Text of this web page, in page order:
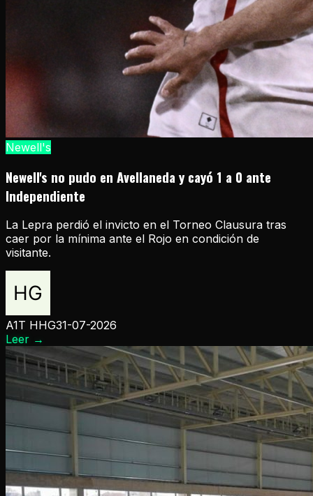
Newell's
Newell's no pudo en Avellaneda y cayó 1 a 0 ante
Independiente
La Lepra perdió el invicto en el Torneo Clausura tras
caer por la mínima ante el Rojo en condición de
visitante.
A1T HHG31-07-2026
Leer →